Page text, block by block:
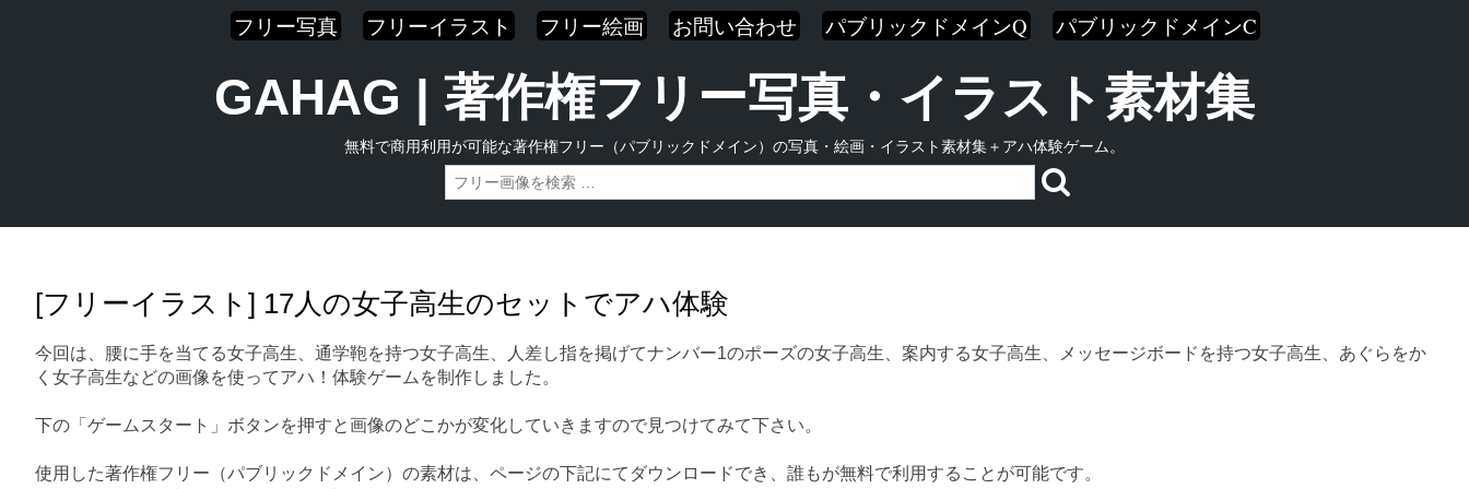
フリー写真 フリーイラスト フリー絵画 お問い合わせ パブリックドメインQ パブリックドメインC
GAHAG | 著作権フリー写真・イラスト素材集
無料で商用利用が可能な著作権フリー（パブリックドメイン）の写真・絵画・イラスト素材集＋アハ体験ゲーム。
[フリーイラスト] 17人の女子高生のセットでアハ体験
今回は、腰に手を当てる女子高生、通学鞄を持つ女子高生、人差し指を掲げてナンバー1のポーズの女子高生、案内する女子高生、メッセージボードを持つ女子高生、あぐらをか
く女子高生などの画像を使ってアハ！体験ゲームを制作しました。
下の「ゲームスタート」ボタンを押すと画像のどこかが変化していきますので見つけてみて下さい。
使用した著作権フリー（パブリックドメイン）の素材は、ページの下記にてダウンロードでき、誰もが無料で利用することが可能です。